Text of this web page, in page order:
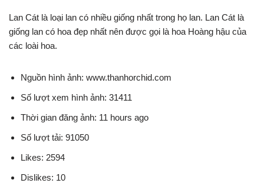
Lan Cát là loại lan có nhiều giống nhất trong họ lan. Lan Cát là
giống lan có hoa đẹp nhất nên được gọi là hoa Hoàng hậu của
các loài hoa.
Nguồn hình ảnh: www.thanhorchid.com
Số lượt xem hình ảnh: 31411
Thời gian đăng ảnh: 11 hours ago
Số lượt tải: 91050
Likes: 2594
Dislikes: 10